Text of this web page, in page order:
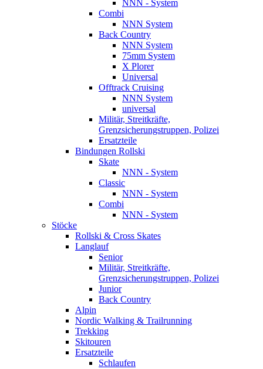
NNN - System
Combi
NNN System
Back Country
NNN System
75mm System
X Plorer
Universal
Offtrack Cruising
NNN System
universal
Militär, Streitkräfte,
Grenzsicherungstruppen, Polizei
Ersatzteile
Bindungen Rollski
Skate
NNN - System
Classic
NNN - System
Combi
NNN - System
Stöcke
Rollski & Cross Skates
Langlauf
Senior
Militär, Streitkräfte,
Grenzsicherungstruppen, Polizei
Junior
Back Country
Alpin
Nordic Walking & Trailrunning
Trekking
Skitouren
Ersatzteile
Schlaufen